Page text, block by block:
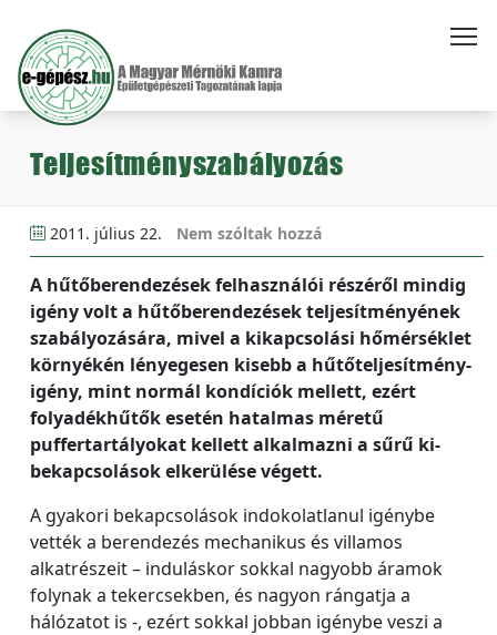
Teljesítményszabályozás
2011. július 22. Nem szóltak hozzá
A hűtőberendezések felhasználói részéről mindig
igény volt a hűtőberendezések teljesítményének
szabályozására, mivel a kikapcsolási hőmérséklet
környékén lényegesen kisebb a hűtőteljesítmény-
igény, mint normál kondíciók mellett, ezért
folyadékhűtők esetén hatalmas méretű
puffertartályokat kellett alkalmazni a sűrű ki-
bekapcsolások elkerülése végett.
A gyakori bekapcsolások indokolatlanul igénybe
vették a berendezés mechanikus és villamos
alkatrészeit – induláskor sokkal nagyobb áramok
folynak a tekercsekben, és nagyon rángatja a
hálózatot is -, ezért sokkal jobban igénybe veszi a